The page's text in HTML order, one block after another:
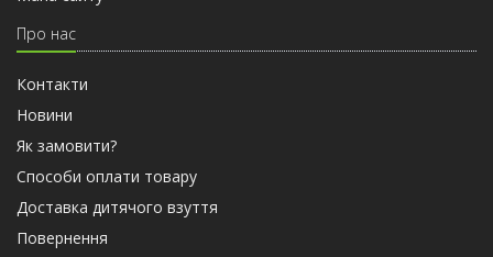
Про нас
Контакти
Новини
Як замовити?
Способи оплати товару
Доставка дитячого взуття
Повернення